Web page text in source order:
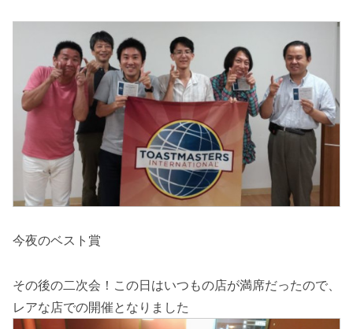
今夜のベスト賞
その後の二次会！この日はいつもの店が満席だったので、
レアな店での開催となりました